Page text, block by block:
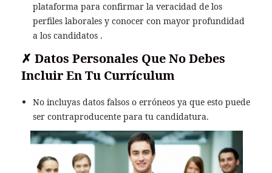
plataforma para confirmar la veracidad de los
perfiles laborales y conocer con mayor profundidad
a los candidatos .
✗ Datos Personales Que No Debes
Incluir En Tu Currículum
No incluyas datos falsos o erróneos ya que esto puede
ser contraproducente para tu candidatura.